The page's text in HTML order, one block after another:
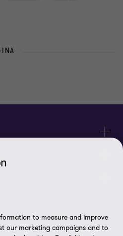
to measure and improve
our marketing campaigns and to